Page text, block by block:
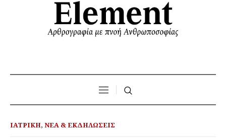
ΙΑΤΡΙΚΉ, ΝΈΑ & ΕΚΔΗΛΏΣΕΙΣ